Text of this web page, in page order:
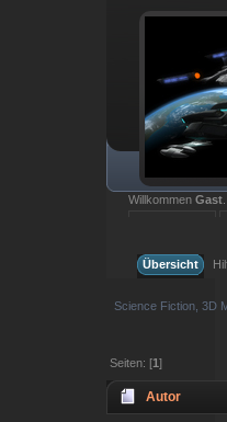
WillkommenGast
Übersicht
Science Fiction, 3D
Seiten: [1 ]
Autor